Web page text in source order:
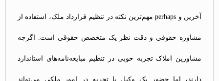
آخرین و perhaps مهم‌ترین نکته در تنظیم قرارداد ملک، استفاده از
مشاوره حقوقی و دقت نظر یک متخصص حقوقی است. اگرچه
مشاورین املاک تجربه خوبی در تنظیم مبایعه‌نامه‌های استاندارد
دارند، اما حضور یک وکیل با تجربه در امور ملکی می‌تواند